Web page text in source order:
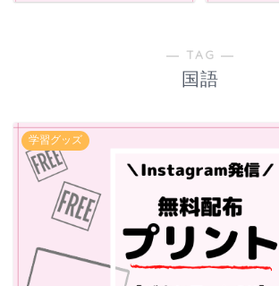
― TAG ―
国語
学習グッズ